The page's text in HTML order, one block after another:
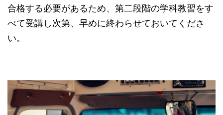
合格する必要があるため、第二段階の学科教習をす
べて受講し次第、早めに終わらせておいてくださ
い。